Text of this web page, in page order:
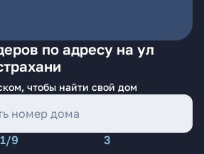
по адресу на ул
чтобы найти свой дом
1/9
3